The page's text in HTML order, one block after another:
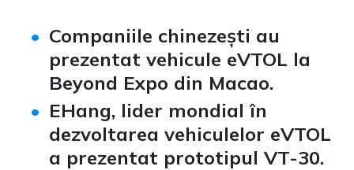
Companiile chinezești au
prezentat vehicule eVTOL la
Beyond Expo din Macao.
EHang, lider mondial în
dezvoltarea vehiculelor eVTOL
a prezentat prototipul VT-30.